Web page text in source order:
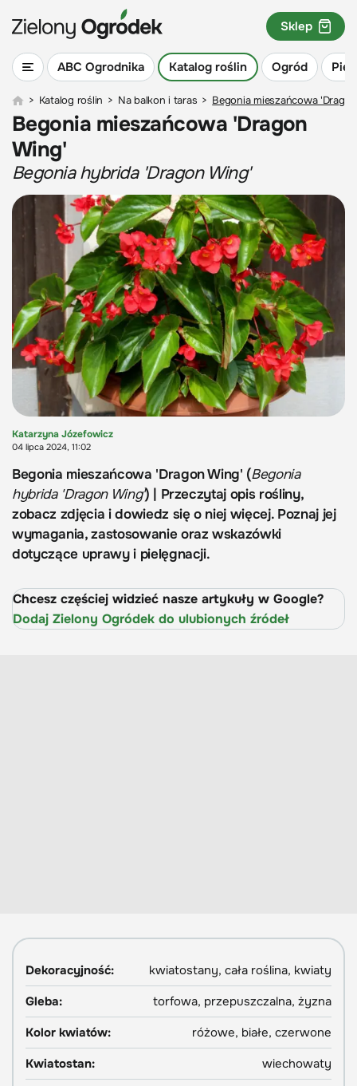
ABC Ogrodnika Katalog roślin Ogród
Sklep
> Katalog roślin > Na balkon i taras > Begonia mieszańcowa
Begonia mieszańcowa 'Dragon
Wing'
Begonia hybrida 'Dragon Wing'
Katarzyna Józefowicz
04 lipca 2024, 11:02
Begonia mieszańcowa 'Dragon Wing' (Begonia
hybrida 'Dragon Wing') | Przeczytaj opis rośliny,
zobacz zdjęcia i dowiedz się o niej więcej. Poznaj jej
wymagania, zastosowanie oraz wskazówki
dotyczące uprawy i pielęgnacji.
Chcesz częściej widzieć nasze artykuły w Google?
Dodaj Zielony Ogródek do ulubionych źródeł
Dekoracyjność:
kwiatostany, cała roślina, kwiaty
Gleba:
torfowa, przepuszczalna, żyzna
Kolor kwiatów:
różowe, białe, czerwone
Kwiatostan:
wiechowaty